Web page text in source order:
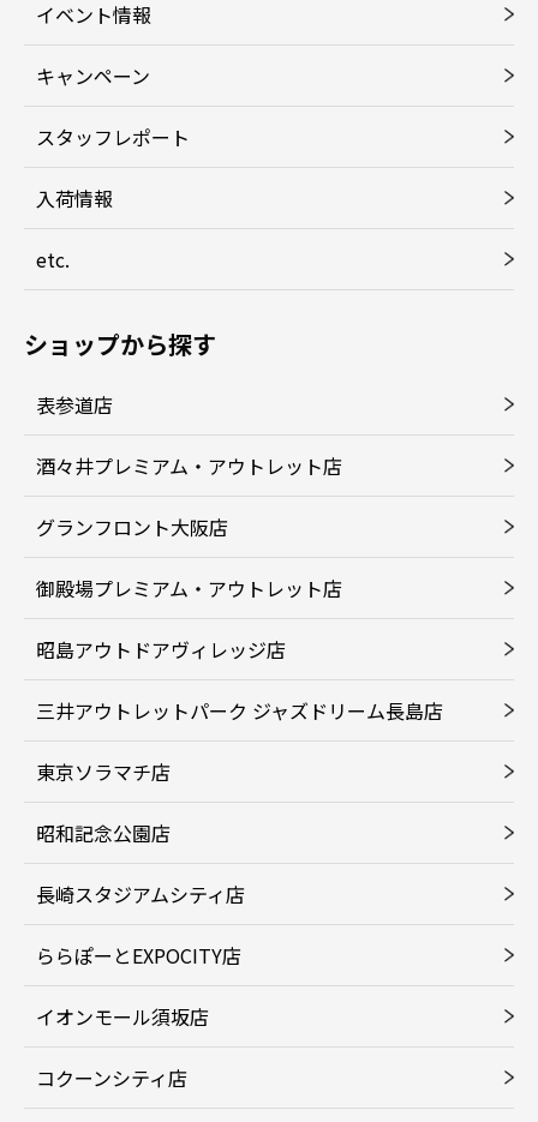
イベント情報
キャンペーン
スタッフレポート
入荷情報
etc.
ショップから探す
表参道店
酒々井プレミアム・アウトレット店
グランフロント大阪店
御殿場プレミアム・アウトレット店
昭島アウトドアヴィレッジ店
三井アウトレットパーク ジャズドリーム長島店
東京ソラマチ店
昭和記念公園店
長崎スタジアムシティ店
ららぽーとEXPOCITY店
イオンモール須坂店
コクーンシティ店